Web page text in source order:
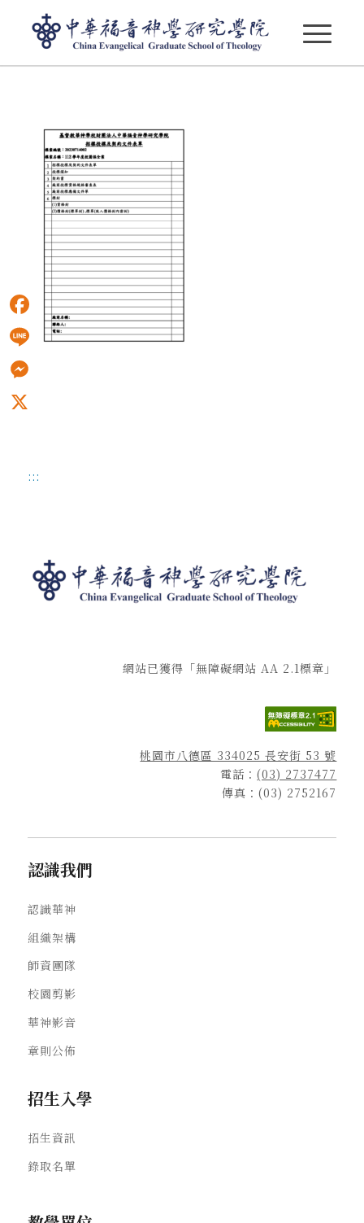
:::
網站已獲得「無障礙網站 AA 2.1標章」
桃園市八德區 334025 長安街 53 號
電話：(03) 2737477
傳真：(03) 2752167
認識我們
認識華神
組織架構
師資團隊
校園剪影
華神影音
章則公佈
招生入學
招生資訊
錄取名單
Facebook
Line
Messenger